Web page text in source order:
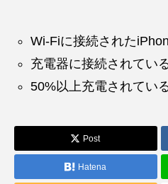
Wi-Fiに接続された
充電器に接続されてい
50%以上充電されてい
Post
Hatena